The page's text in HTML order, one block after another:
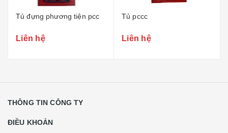
pcc Tủ pccc
THÔNG TIN CÔNG TY
ĐIỀU KHOẢN